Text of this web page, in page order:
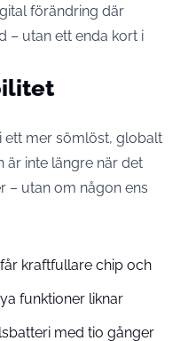
förändring där
– utan ett enda kort i
ett mer sömlöst, globalt
är inte längre när det
– utan om någon ens
kraftfullare chip och
funktioner liknar
med tio gånger